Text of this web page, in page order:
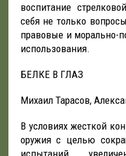
воспитание
себя не только
правовые и морально-
использования.
БЕЛКЕ В ГЛАЗ
Михаил Тарасов,
В условиях жесткой
оружия с целью
испытаний,